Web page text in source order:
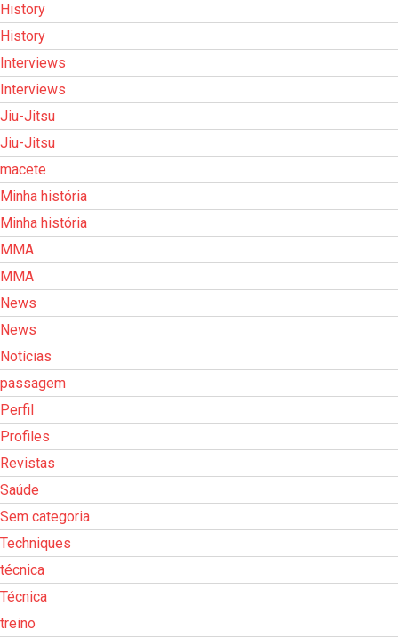
History
History
Interviews
Interviews
Jiu-Jitsu
Jiu-Jitsu
macete
Minha história
Minha história
MMA
MMA
News
News
Notícias
passagem
Perfil
Profiles
Revistas
Saúde
Sem categoria
Techniques
técnica
Técnica
treino